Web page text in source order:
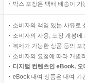
박스 포장은 택배 배송이
소비자의 책임 있는 사유로
소비자의 사용, 포장 개봉
복제가 가능한 상품 등의
소비자의 요청에 따라 개별
디지털 컨텐츠인 eBook,
eBook 대여 상품은 대여 기